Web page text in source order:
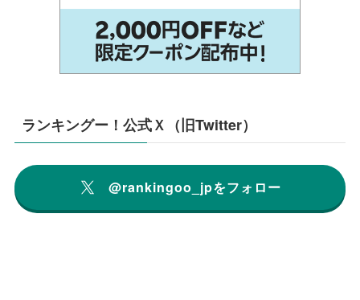
ランキングー！公式Ｘ（旧Twitter）
@rankingoo_jpをフォロー